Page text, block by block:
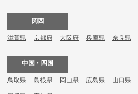
関西
滋賀県 京都府 大阪府 兵庫県 奈良県
中国・四国
鳥取県 島根県 岡山県 広島県 山口県